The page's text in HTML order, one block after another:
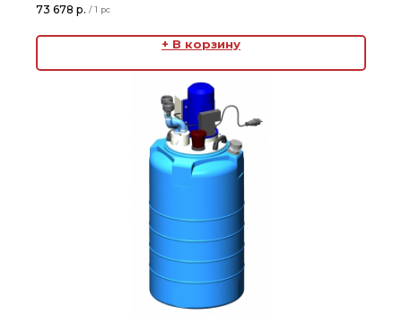
теплообменниках, котлах и системах отопления
73 678 р. / 1 pc
+ В корзину